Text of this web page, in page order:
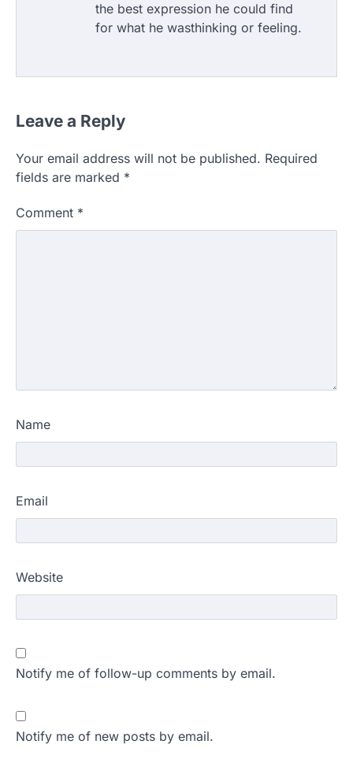
the best expression he could find
for what he wasthinking or feeling.
Leave a Reply
Your email address will not be published. Required
fields are marked *
Comment *
Name
Email
Website
Notify me of follow-up comments by email.
Notify me of new posts by email.